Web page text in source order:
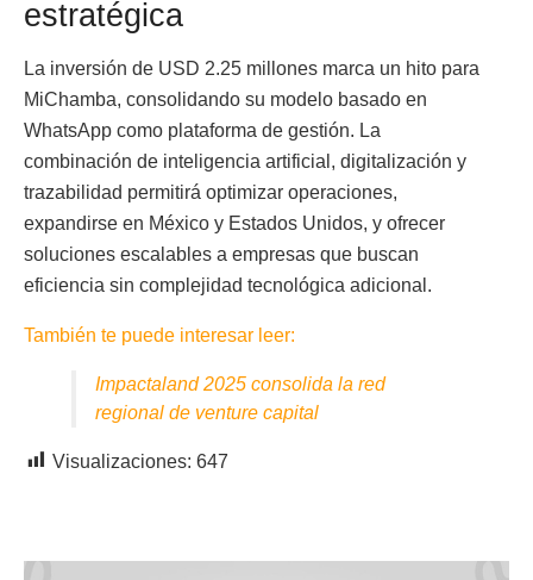
estratégica
La inversión de USD 2.25 millones marca un hito para
MiChamba, consolidando su modelo basado en
WhatsApp como plataforma de gestión. La
combinación de inteligencia artificial, digitalización y
trazabilidad permitirá optimizar operaciones,
expandirse en México y Estados Unidos, y ofrecer
soluciones escalables a empresas que buscan
eficiencia sin complejidad tecnológica adicional.
También te puede interesar leer:
Impactaland 2025 consolida la red
regional de venture capital
Visualizaciones: 647